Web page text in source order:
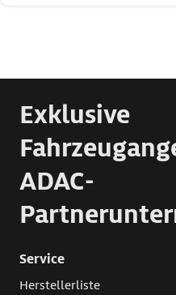
Exklusive
ADAC-
Service
Herstellerliste